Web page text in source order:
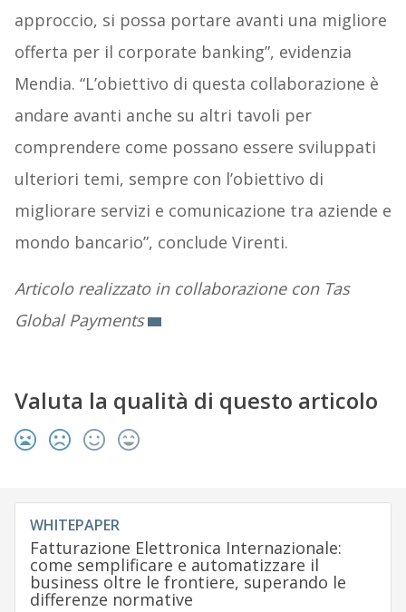
approccio, si possa portare avanti una migliore
offerta per il corporate banking”, evidenzia
Mendia. “L’obiettivo di questa collaborazione è
andare avanti anche su altri tavoli per
comprendere come possano essere sviluppati
ulteriori temi, sempre con l’obiettivo di
migliorare servizi e comunicazione tra aziende e
mondo bancario”, conclude Virenti.
Articolo realizzato in collaborazione con Tas
Global Payments
Valuta la qualità di questo articolo
WHITEPAPER
Fatturazione Elettronica Internazionale:
come semplificare e automatizzare il
business oltre le frontiere, superando le
differenze normative